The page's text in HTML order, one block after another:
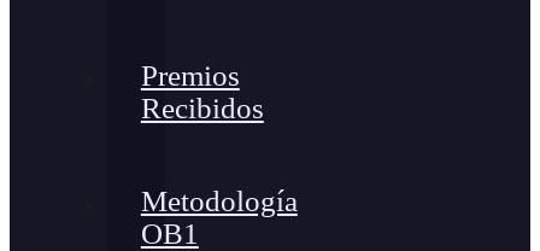
Premios
Recibidos
Metodología
OB1